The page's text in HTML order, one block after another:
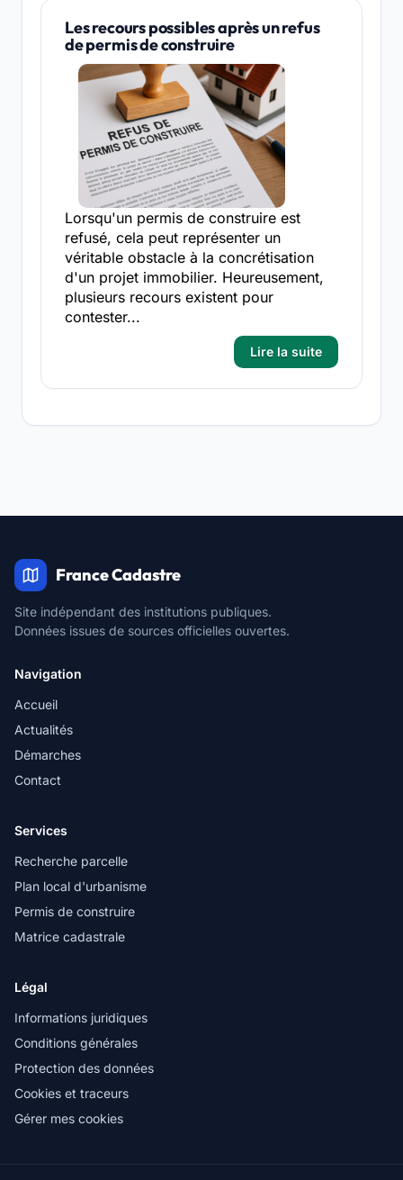
Les recours possibles après un refus
de permis de construire
Lorsqu'un permis de construire est
refusé, cela peut représenter un
véritable obstacle à la concrétisation
d'un projet immobilier. Heureusement,
plusieurs recours existent pour
contester...
Lire la suite
France Cadastre
Site indépendant des institutions publiques.
Données issues de sources officielles ouvertes.
Navigation
Accueil
Actualités
Démarches
Contact
Services
Recherche parcelle
Plan local d'urbanisme
Permis de construire
Matrice cadastrale
Légal
Informations juridiques
Conditions générales
Protection des données
Cookies et traceurs
Gérer mes cookies